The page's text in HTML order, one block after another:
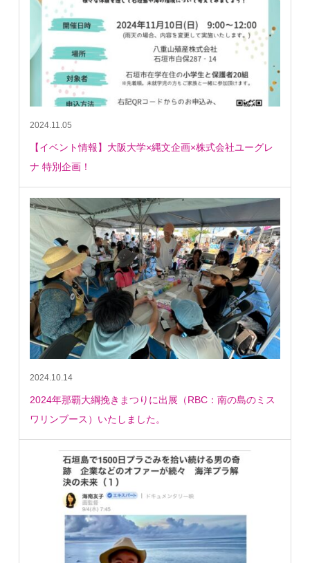
2024.11.05
【イベント情報】大阪大学×縄文企画×株式会社ユーグレ
ナ 特別企画！
2024.10.14
2024年那覇大綱挽きまつりに出展（RBC：南の島のミス
ワリンブース）いたしました。